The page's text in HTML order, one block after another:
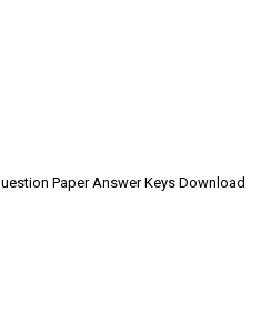
Paper Answer Keys Download